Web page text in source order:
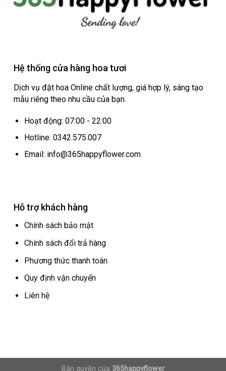
Hệ thống cửa hàng hoa tươi
Dịch vụ đặt hoa Online chất lượng, giá hợp lý, sáng tạo
mẫu riêng theo nhu cầu của bạn.
Hoạt động: 07:00 - 22:00
Hotline: 0342.575.007
Email: info@365happyflower.com
Hỗ trợ khách hàng
Chính sách bảo mật
Chính sách đổi trả hàng
Phương thức thanh toán
Quy định vận chuyển
Liên hệ
Bản quyền của 365happyflower